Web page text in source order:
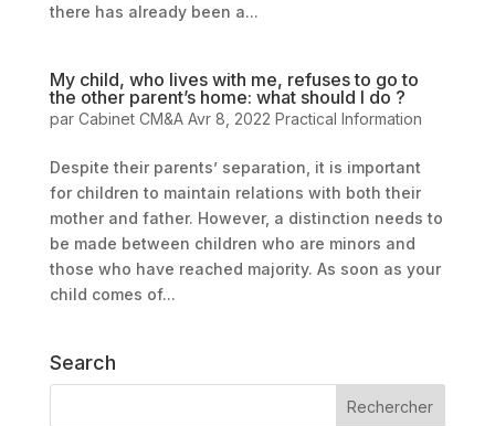
there has already been a...
My child, who lives with me, refuses to go to
the other parent’s home: what should I do ?
par Cabinet CM&A Avr 8, 2022 Practical Information
Despite their parents’ separation, it is important
for children to maintain relations with both their
mother and father. However, a distinction needs to
be made between children who are minors and
those who have reached majority. As soon as your
child comes of...
Search